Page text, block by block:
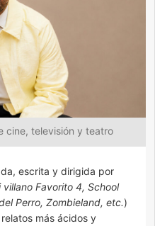
cine, televisión y teatro
escrita y dirigida por
villano Favorito 4, School
Perro, Zombieland, etc.)
más ácidos y